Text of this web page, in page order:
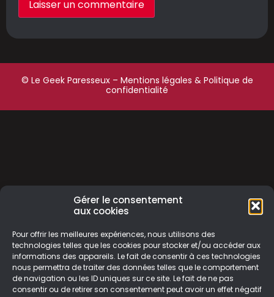
Gérer le consentement
aux cookies
Pour offrir les meilleures expériences, nous utilisons des
technologies telles que les cookies pour stocker et/ou accéder aux
informations des appareils. Le fait de consentir à ces technologies
nous permettra de traiter des données telles que le comportement
de navigation ou les ID uniques sur ce site. Le fait de ne pas
consentir ou de retirer son consentement peut avoir un effet négatif
© Le Geek Paresseux – Mentions légales & Politique de
confidentialité